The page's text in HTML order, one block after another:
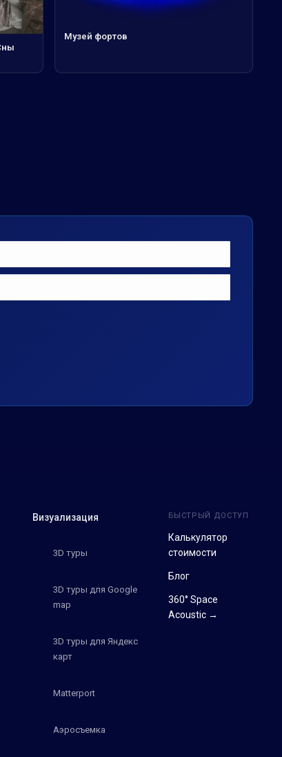
Музей фортов
Визуализация
3D туры
3D туры для Google
map
3D туры для Яндекс
карт
Matterport
Аэросъемка
БЫСТРЫЙ ДОСТУП
Калькулятор
стоимости
Блог
360° Space
Acoustic →